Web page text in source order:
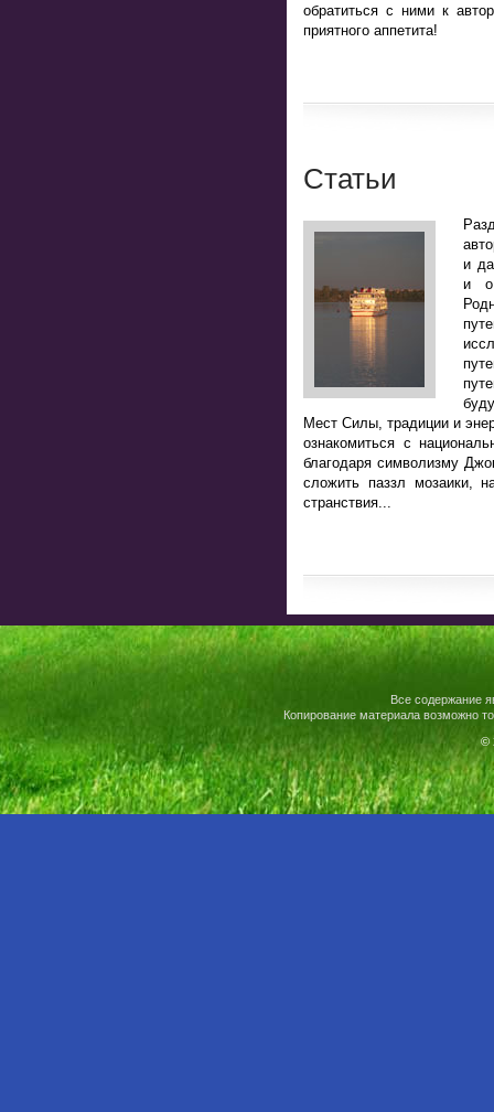
обратиться с ними к
приятного аппетита!
Статьи
и
и о
Мест Силы, традиции и
ознакомиться с
благодаря символизму
сложить паззл мозаики,
странствия...
Все содержание
Копирование материала возможно
©